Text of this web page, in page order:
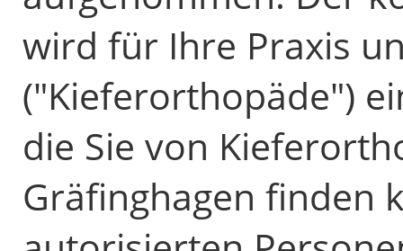
wird für Ihre Praxis
("Kieferorthopäde")
die Sie von
Gräfinghagen finden